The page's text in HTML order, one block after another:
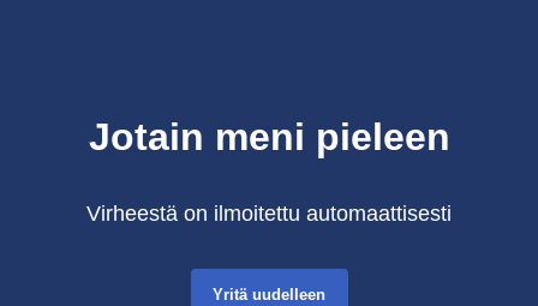
Jotain meni pieleen
Virheestä on ilmoitettu automaattisesti
Yritä uudelleen